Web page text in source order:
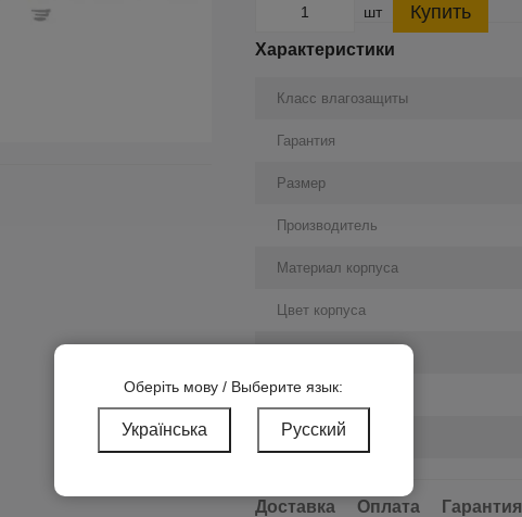
шт Купить
Характеристики
Класс влагозащиты
Гарантия
Размер
Производитель
Материал корпуса
Цвет корпуса
Подсветка
Заземление
Доставка Оплата Гарантия
Оберіть мову / Выберите язык:
Українська Русский